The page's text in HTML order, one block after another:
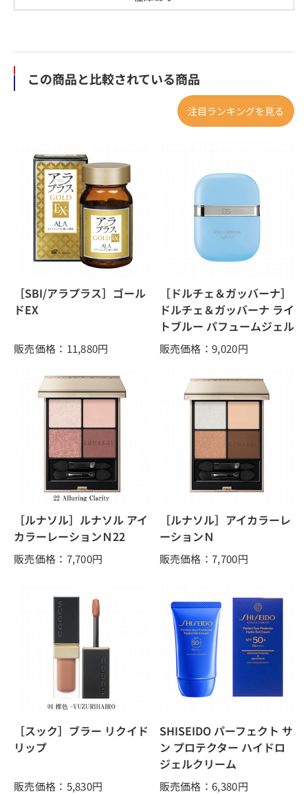
この商品と比較されている商品
注目ランキングを見る
［SBI/アラプラス］ゴール
ドEX
販売価格：11,880円
［ドルチェ＆ガッバーナ］
ドルチェ＆ガッバーナ ライ
トブルー パフュームジェル
販売価格：9,020円
［ルナソル］ルナソル アイ
カラーレーションＮ22
販売価格：7,700円
［ルナソル］アイカラーレ
ーションＮ
販売価格：7,700円
［スック］ブラー リクイド
リップ
販売価格：5,830円
SHISEIDO パーフェクト サ
ン プロテクター ハイドロ
ジェルクリーム
販売価格：6,380円